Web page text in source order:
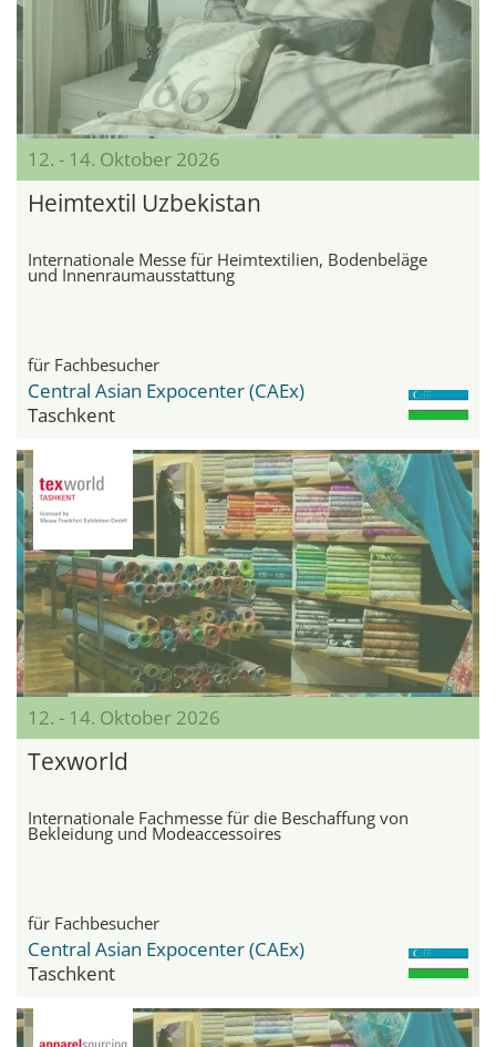
12. - 14. Oktober 2026
Heimtextil Uzbekistan
Internationale Messe für Heimtextilien, Bodenbeläge
und Innenraumausstattung
für Fachbesucher
Central Asian Expocenter (CAEx)
Taschkent
12. - 14. Oktober 2026
Texworld
Internationale Fachmesse für die Beschaffung von
Bekleidung und Modeaccessoires
für Fachbesucher
Central Asian Expocenter (CAEx)
Taschkent